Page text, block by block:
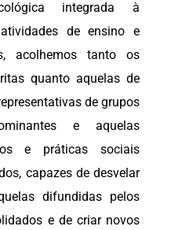
integrada à
de ensino e
acolhemos tanto os
quanto aquelas de
de grupos
e aquelas
e práticas sociais
capazes de desvelar
difundidas pelos
e de criar novos